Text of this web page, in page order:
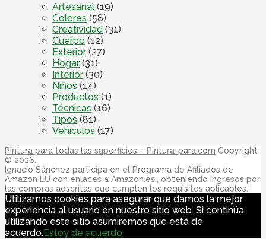
Artesanal (19)
Colores (58)
Creatividad (31)
Cuerpo (12)
Exterior(27)
Hogar(31)
Interior(30)
Niños (14)
Productos (1)
Técnicas (16)
Tipos (81)
Vehículos (17)
Pintura para todas las superficies – Pintura-para.com Copyright
© 2026.
Ignacio Sánchez participa en el Programa de Afiliados de
Amazon EU con enlaces a Amazon.es., obteniendo ingresos por
las compras adscritas que cumplen los requisitos aplicables.
Utilizamos cookies para asegurar que damos la mejor
experiencia al usuario en nuestro sitio web. Si continúa
utilizando este sitio asumiremos que está de
acuerdo.Estoy de acuerdo